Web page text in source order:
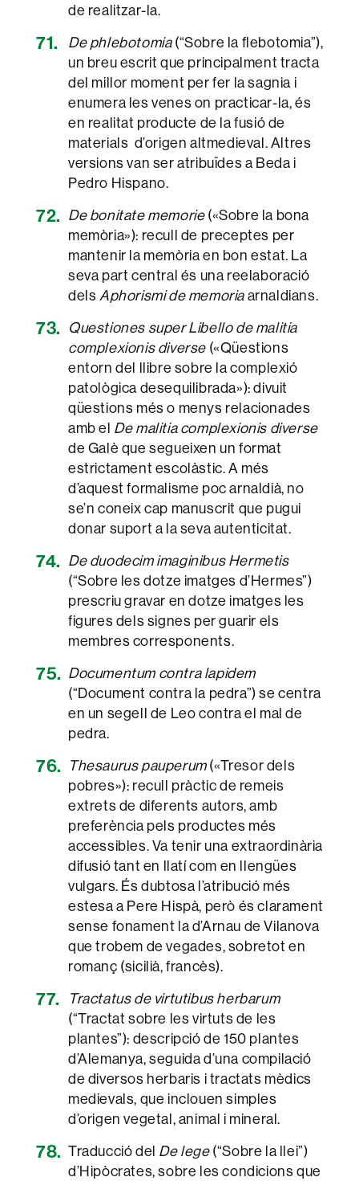
de realitzar-la.
De phlebotomia(“Sobre la flebotomia”),
un breu escrit que principalment tracta
del millor moment per fer la sagnia i
enumera les venes on practicar-la, és
en realitat producte de la fusió de
materials d’origen altmedieval. Altres
versions van ser atribuïdes a Beda i
Pedro Hispano.
De bonitate memorie(«Sobre la bona
memòria»): recull de preceptes per
mantenir la memòria en bon estat. La
seva part central és una reelaboració
delsAphorismi de memoriaarnaldians.
Questiones super Libello de malitia
complexionis diverse («Qüestions
entorn del llibre sobre la complexió
patològica desequilibrada»): divuit
qüestions més o menys relacionades
amb el De malitia complexionis diverse
de Galè que segueixen un format
estrictament escolàstic. A més
d’aquest formalisme poc arnaldià, no
se’n coneix cap manuscrit que pugui
donar suport a la seva autenticitat.
De duodecim imaginibus Hermetis
(“Sobre les dotze imatges d’Hermes”)
prescriu gravar en dotze imatges les
figures dels signes per guarir els
membres corresponents.
Documentum contra lapidem
(“Document contra la pedra”) se centra
en un segell de Leo contra el mal de
pedra.
Thesaurus pauperum(«Tresor dels
pobres»): recull pràctic de remeis
extrets de diferents autors, amb
preferència pels productes més
accessibles. Va tenir una extraordinària
difusió tant en llatí com en llengües
vulgars. És dubtosa l’atribució més
estesa a Pere Hispà, però és clarament
sense fonament la d’Arnau de Vilanova
que trobem de vegades, sobretot en
romanç (sicilià, francès).
Tractatus de virtutibus herbarum
(“Tractat sobre les virtuts de les
plantes”): descripció de 150 plantes
d’Alemanya, seguida d’una compilació
de diversos herbaris i tractats mèdics
medievals, que inclouen simples
d’origen vegetal, animal i mineral.
Traducció del De lege(“Sobre la llei”)
d’Hipòcrates, sobre les condicions que